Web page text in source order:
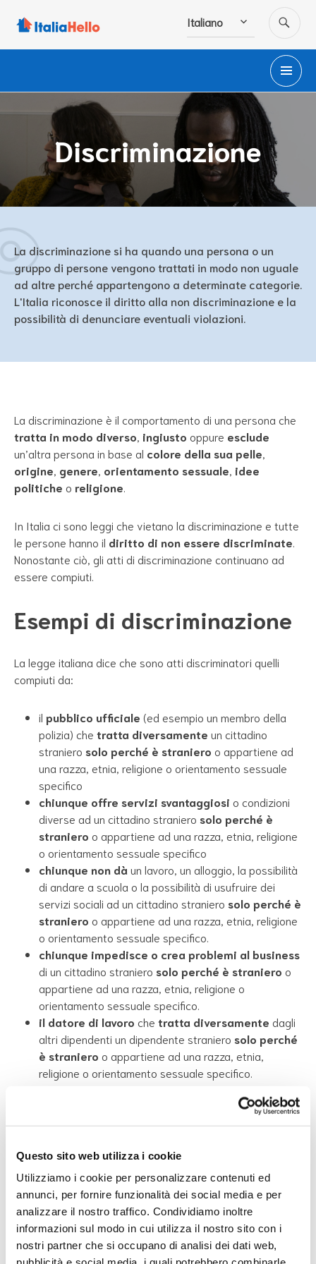
Questo sito web utilizza i cookie
Utilizziamo i cookie per personalizzare contenuti ed
annunci, per fornire funzionalità dei social media e per
analizzare il nostro traffico. Condividiamo inoltre
informazioni sul modo in cui utilizza il nostro sito con i
nostri partner che si occupano di analisi dei dati web,
Italiano
Discriminazione
La discriminazione si ha quando una persona o un
gruppo di persone vengono trattati in modo non uguale
ad altre perché appartengono a determinate categorie.
L'Italia riconosce il diritto alla non discriminazione e la
possibilità di denunciare eventuali violazioni.
La discriminazione è il comportamento di una persona che
tratta in modo diverso ingiusto oppure esclude
un’altra persona in base al colore della sua pelle
origine genere orientamento sessuale idee
politiche o religione
In Italia ci sono leggi che vietano la discriminazione e tutte
le persone hanno il diritto di non essere discriminate
Nonostante ciò, gli atti di discriminazione continuano ad
essere compiuti.
Esempi di discriminazione
La legge italiana dice che sono atti discriminatori quelli
compiuti da:
il pubblico ufficiale (ed esempio un membro della
polizia) che tratta diversamente un cittadino
straniero solo perché è straniero o appartiene ad
una razza, etnia, religione o orientamento sessuale
specifico
chiunque offre servizi svantaggiosi o condizioni
diverse ad un cittadino straniero solo perché è
straniero o appartiene ad una razza, etnia, religione
o orientamento sessuale specifico
chiunque non dà un lavoro, un alloggio, la possibilità
di andare a scuola o la possibilità di usufruire dei
servizi sociali ad un cittadino straniero solo perché è
straniero o appartiene ad una razza, etnia, religione
o orientamento sessuale specifico.
chiunque impedisce o crea problemi al business
di un cittadino straniero solo perché è straniero o
appartiene ad una razza, etnia, religione o
orientamento sessuale specifico.
il datore di lavoro che tratta diversamente dagli
altri dipendenti un dipendente straniero solo perché
è straniero o appartiene ad una razza, etnia,
religione o orientamento sessuale specifico.
Cosa posso fare se sono
discriminazione?
Se hai subito delle discriminazioni, puoidenunciare
e la persona (o azienda o ufficio) che ti ha discriminato.
Per farlo è meglio chiedere aiuto agli enti o associazioni